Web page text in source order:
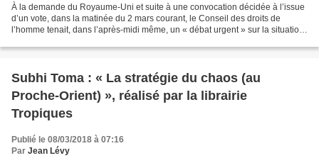
À la demande du Royaume-Uni et suite à une convocation décidée à l’issue
d’un vote, dans la matinée du 2 mars courant, le Conseil des droits de
l’homme tenait, dans l’après-midi même, un « débat urgent » sur la situation
Subhi Toma : « La stratégie du chaos (au
Proche-Orient) », réalisé par la librairie
Tropiques
Publié le 08/03/2018 à 07:16
Par Jean Lévy